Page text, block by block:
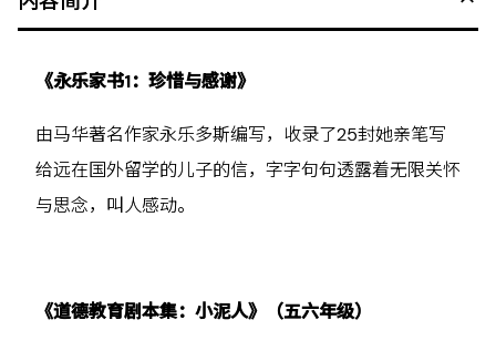
《永乐家书1：珍惜与感谢》
由马华著名作家永乐多斯编写，收录了25封她亲笔写
给远在国外留学的儿子的信，字字句句透露着无限关怀
与思念，叫人感动。
《道德教育剧本集：小泥人》（五六年级）